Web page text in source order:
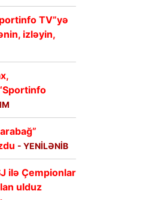
TV”yə
izləyin,
- YENİLƏNİB
ilə Çempionlar
ulduz